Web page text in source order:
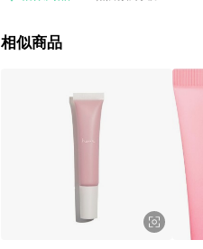
相似商品